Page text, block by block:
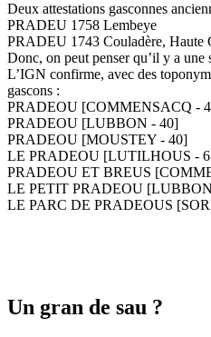
Deux attestations gasconnes
PRADEU 1758 Lembeye
PRADEU 1743 Couladère, Haute
Donc, on peut penser qu’il y a une
L’IGN confirme, avec des
gascons :
PRADEOU [COMMENSACQ -
PRADEOU [LUBBON - 40]
PRADEOU [MOUSTEY - 40]
LE PRADEOU [LUTILHOUS -
PRADEOU ET BREUS
LE PETIT PRADEOU
LE PARC DE PRADEOUS
Un gran de sau ?